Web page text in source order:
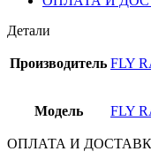
черный
Детали
Производитель FLY
Модель FLY
ОПЛАТА И